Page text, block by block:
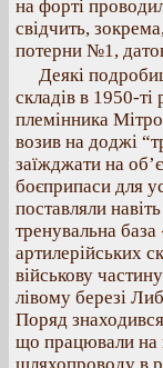
на форті
свідчить,
потерни №1,
Деякі
складів в 1950-
племінника
возив на доджі
заїжджати на
боєприпаси для
поставляли
тренувальна
артилерійських
військову
лівому березі
Поряд
що працювали на